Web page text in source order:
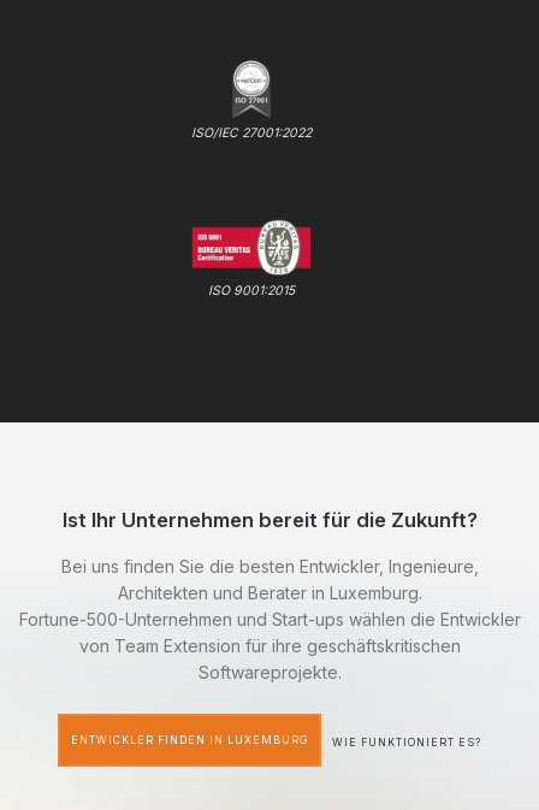
ISO/IEC 27001:2022
ISO 9001:2015
Ist Ihr Unternehmen bereit für die Zukunft?
Bei uns finden Sie die besten Entwickler, Ingenieure,
Architekten und Berater in Luxemburg.
Fortune-500-Unternehmen und Start-ups wählen die Entwickler
von Team Extension für ihre geschäftskritischen
Softwareprojekte.
ENTWICKLER FINDEN IN LUXEMBURG WIE FUNKTIONIERT ES?